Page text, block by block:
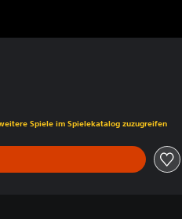
Spiele im Spielekatalog zuzugreifen